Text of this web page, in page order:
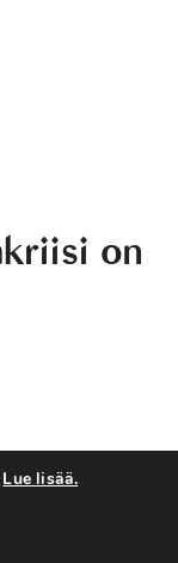
on
voi
Lue lisää.